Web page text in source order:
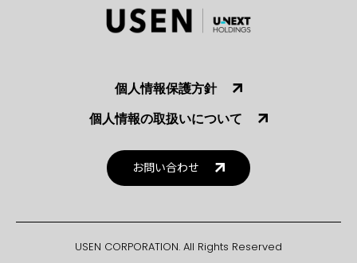
個人情報保護方針
個人情報の取扱いについて
お問い合わせ
USEN CORPORATION. All Rights Reserved